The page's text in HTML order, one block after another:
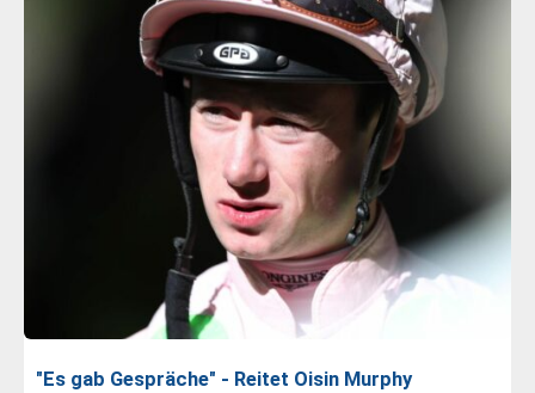
"Es gab Gespräche" - Reitet Oisin Murphy